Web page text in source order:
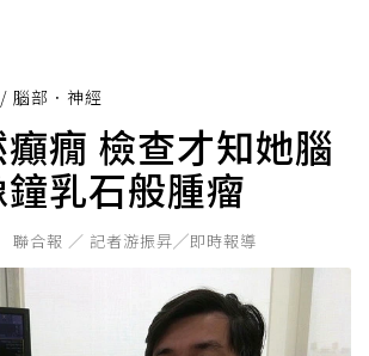
/ 腦部．神經
癇 檢查才知她腦
乳石般腫瘤
聯合報 ／ 記者游振昇╱即時報導